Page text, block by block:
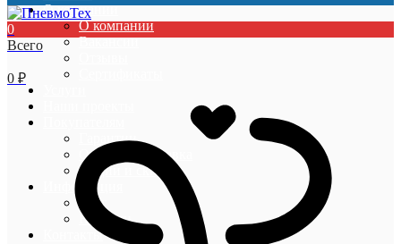
О компании
О компании
Вакансии
Гарантии
Оплата и доставка
Акции и скидки
Информация
Блог
Новости
Контакты
0
Всего
0 ₽